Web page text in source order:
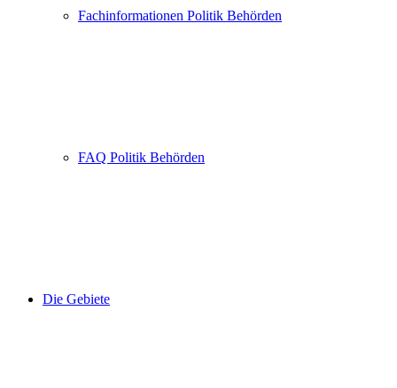
Fachinformationen Politik Behörden
FAQ Politik Behörden
Die Gebiete